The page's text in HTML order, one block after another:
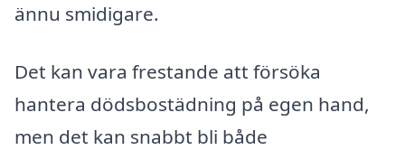
ännu smidigare.
Det kan vara frestande att försöka
hantera dödsbostädning på egen hand,
men det kan snabbt bli både